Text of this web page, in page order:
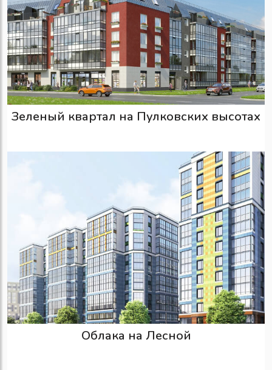
Зеленый квартал на Пулковских высотах
Облака на Лесной